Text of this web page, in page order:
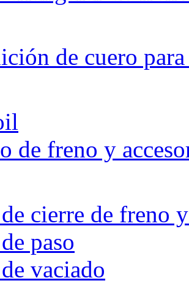
de cuero
de freno y
cierre de freno
paso
vaciado